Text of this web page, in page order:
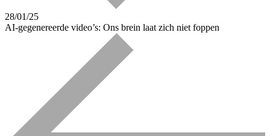
28/01/25
AI-gegenereerde video’s: Ons brein laat zich niet foppen